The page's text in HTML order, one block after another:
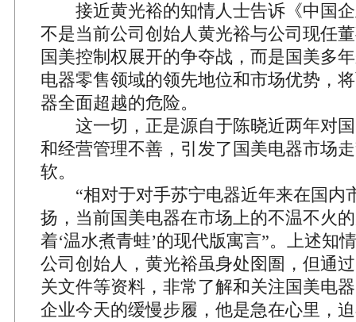
接近黄光裕的知情人士告诉《中国企
不是当前公司创始人黄光裕与公司现任
国美控制权展开的争夺战，而是国美多
电器零售领域的领先地位和市场优势，
器全面超越的危险。
这一切，正是源自于陈晓近两年对国
和经营管理不善，引发了国美电器市场
软。
“相对于对手苏宁电器近年来在国内
扬，当前国美电器在市场上的不温不火
着‘温水煮青蛙’的现代版寓言”。上述知
公司创始人，黄光裕虽身处囹圄，但通
关文件等资料，非常了解和关注国美电
企业今天的缓慢步履，他是急在心里，